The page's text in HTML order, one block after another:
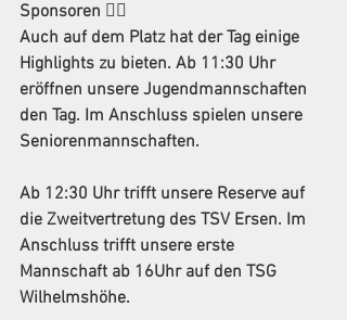
Sponsoren ✌🏻
Auch auf dem Platz hat der Tag einige
Highlights zu bieten. Ab 11:30 Uhr
eröffnen unsere Jugendmannschaften
den Tag. Im Anschluss spielen unsere
Seniorenmannschaften.
Ab 12:30 Uhr trifft unsere Reserve auf
die Zweitvertretung des TSV Ersen. Im
Anschluss trifft unsere erste
Mannschaft ab 16Uhr auf den TSG
Wilhelmshöhe.